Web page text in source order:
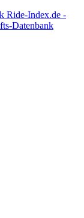
Ride-Index.de -
Datenbank